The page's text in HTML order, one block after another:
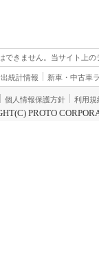
きません。当サイト上
統計情報 新車・中古車
個人情報保護方針 利用規
PROTO